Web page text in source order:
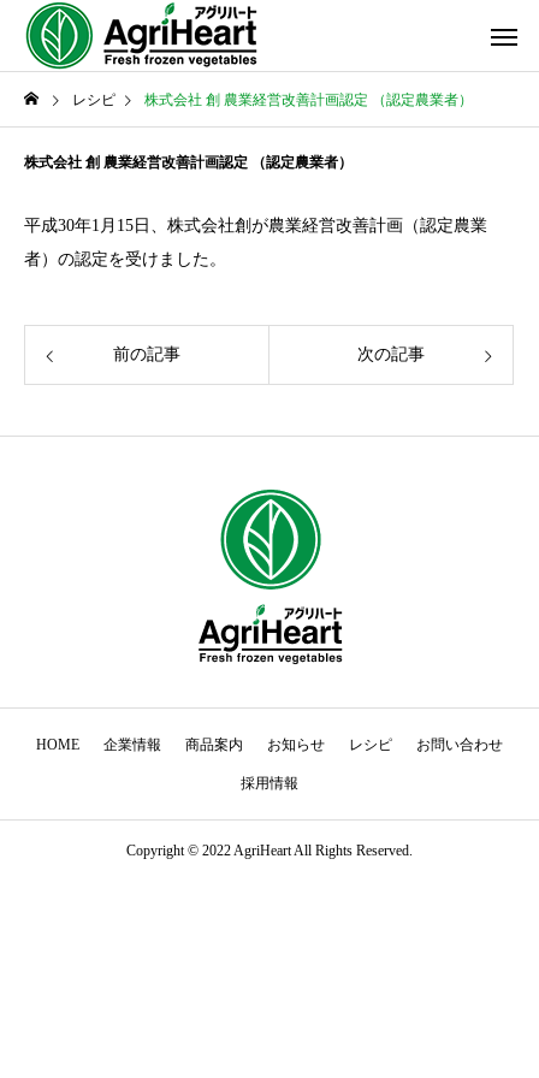
レシピ 株式会社 創 農業経営改善計画認定 （認定農業者）
株式会社 創 農業経営改善計画認定 （認定農業者）
平成30年1月15日、株式会社創が農業経営改善計画（認定農業
者）の認定を受けました。
前の記事 次の記事
HOME 企業情報 商品案内 お知らせ レシピ お問い合わせ
採用情報
Copyright © 2022 AgriHeart All Rights Reserved.